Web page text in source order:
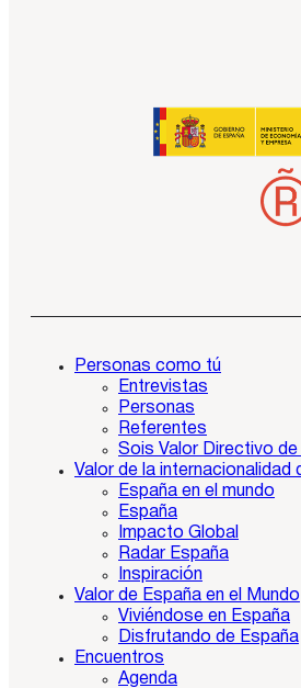
Personas como tú
Entrevistas
Personas
Referentes
Sois Valor Directivo de
Valor de la internacionalidad
España en el mundo
España
Impacto Global
Radar España
Inspiración
Valor de España en el Mundo
Viviéndose en España
Disfrutando de España
Encuentros
Agenda